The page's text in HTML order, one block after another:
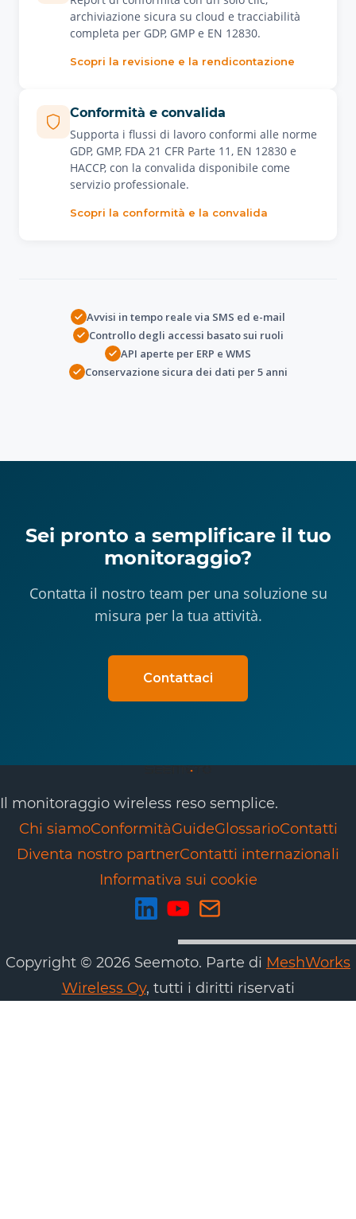
archiviazione sicura su cloud e tracciabilità
completa per GDP, GMP e EN 12830.
Scopri la revisione e la rendicontazione
Conformità e convalida
Supporta i flussi di lavoro conformi alle norme
GDP, GMP, FDA 21 CFR Parte 11, EN 12830 e
HACCP, con la convalida disponibile come
servizio professionale.
Scopri la conformità e la convalida
Avvisi in tempo reale via SMS ed e-mail
Controllo degli accessi basato sui ruoli
API aperte per ERP e WMS
Conservazione sicura dei dati per 5 anni
Sei pronto a semplificare il tuo
monitoraggio?
Contatta il nostro team per una soluzione su
misura per la tua attività.
Contattaci
Il monitoraggio wireless reso semplice.
Chi siamoConformitàGuideGlossarioContatti
Diventa nostro partnerContatti internazionali
Informativa sui cookie
Copyright © 2026 Seemoto. Parte di MeshWorks
Wireless Oy, tutti i diritti riservati